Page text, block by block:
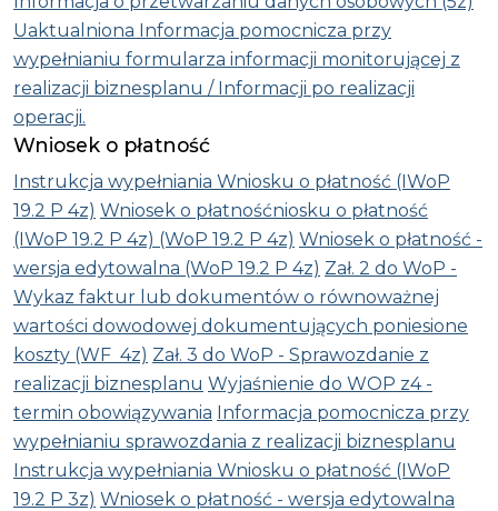
Uaktualniona Informacja pomocnicza przy
wypełnianiu formularza informacji monitorującej z
realizacji biznesplanu / Informacji po realizacji
operacji.
Wniosek o płatność
Instrukcja wypełniania Wniosku o płatność (IWoP
19.2 P 4z) Wniosek o płatnośćniosku o płatność
(IWoP 19.2 P 4z) (WoP 19.2 P 4z) Wniosek o płatność -
wersja edytowalna (WoP 19.2 P 4z) Zał. 2 do WoP -
Wykaz faktur lub dokumentów o równoważnej
wartości dowodowej dokumentujących poniesione
koszty (WF 4z) Zał. 3 do WoP - Sprawozdanie z
realizacji biznesplanu Wyjaśnienie do WOP z4 -
termin obowiązywania Informacja pomocnicza przy
wypełnianiu sprawozdania z realizacji biznesplanu
Instrukcja wypełniania Wniosku o płatność (IWoP
19.2 P 3z) Wniosek o płatność - wersja edytowalna